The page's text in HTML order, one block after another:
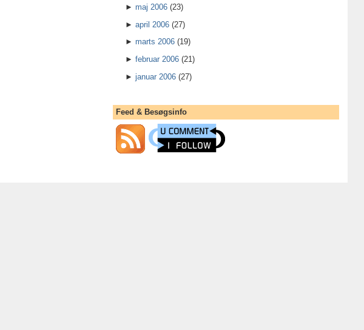
►maj 2006 (23)
►april 2006 (27)
►marts 2006 (19)
►februar 2006 (21)
►januar 2006 (27)
Feed & Besøgsinfo